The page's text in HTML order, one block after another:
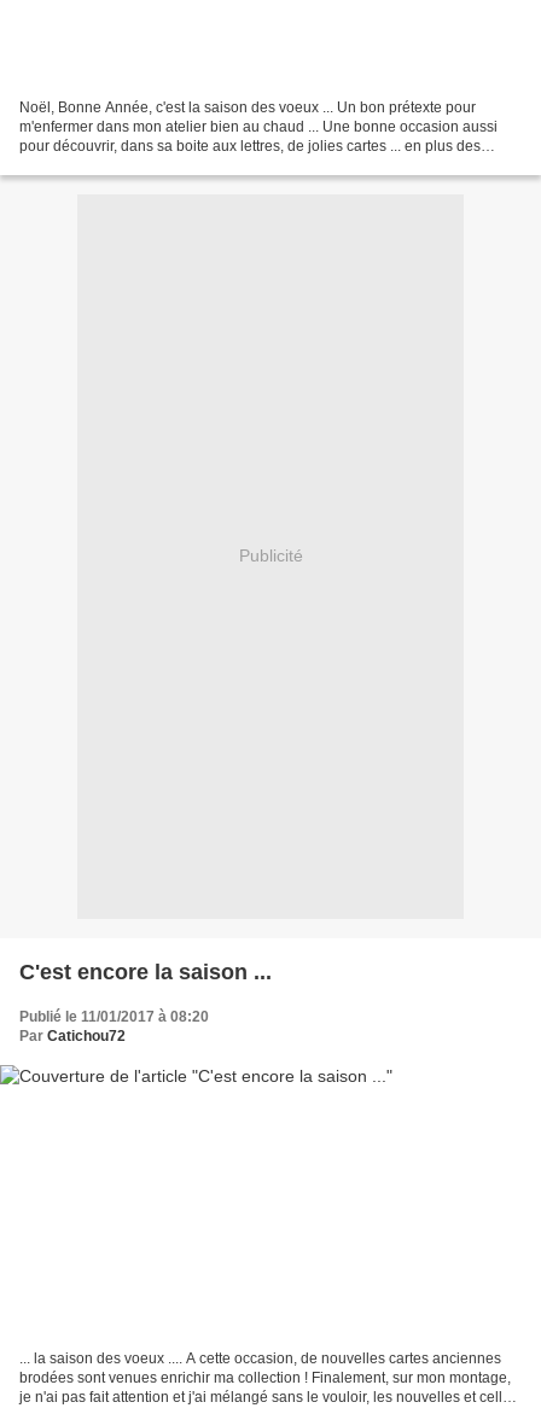
Noël, Bonne Année, c'est la saison des voeux ... Un bon prétexte pour
m'enfermer dans mon atelier bien au chaud ... Une bonne occasion aussi
pour découvrir, dans sa boite aux lettres, de jolies cartes ... en plus des
Publicité
C'est encore la saison ...
Publié le 11/01/2017 à 08:20
Par Catichou72
... la saison des voeux .... A cette occasion, de nouvelles cartes anciennes
brodées sont venues enrichir ma collection ! Finalement, sur mon montage,
je n'ai pas fait attention et j'ai mélangé sans le vouloir, les nouvelles et celles